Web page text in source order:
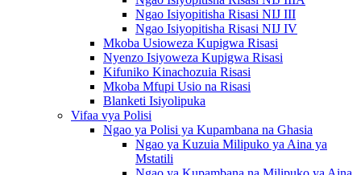
Ngao Isiyopitisha Risasi NIJ III
Ngao Isiyopitisha Risasi NIJ IV
Mkoba Usioweza Kupigwa Risasi
Nyenzo Isiyoweza Kupigwa Risasi
Kifuniko Kinachozuia Risasi
Mkoba Mfupi Usio na Risasi
Blanketi Isiyolipuka
Vifaa vya Polisi
Ngao ya Polisi ya Kupambana na Ghasia
Ngao ya Kuzuia Milipuko ya Aina ya
Mstatili